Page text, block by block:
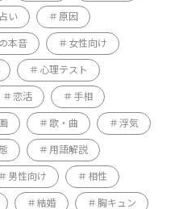
占い 原因
本音 女性向け
心理テスト
恋活 手相
歌・曲 浮気
用語解説
男性向け 相性
結婚 胸キュン